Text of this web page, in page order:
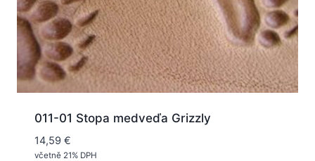
011-01 Stopa medveďa Grizzly
14,59 €
včetně 21% DPH